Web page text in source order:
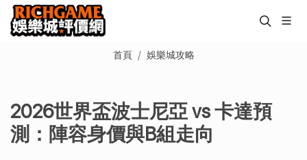
首頁 娛樂城攻略
2026世界盃波士尼亞 vs 卡達預
測：陣容身價與B組走向